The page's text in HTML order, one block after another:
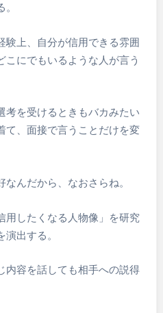
験上、自分が信用できる雰囲
にでもいるような人が言う
考を受けるときもバカみたい
て、面接で言うことだけを変
んだから、なおさらね。
用したくなる人物像」を研究
出する。
内容を話しても相手への説得